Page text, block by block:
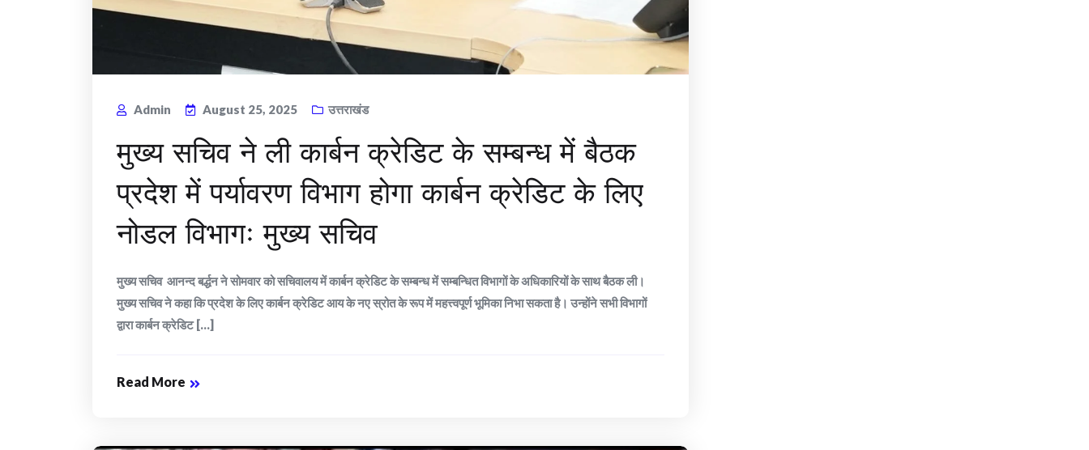
Admin August 25, 2025 उत्तराखंड
मुख्य सचिव ने ली कार्बन क्रेडिट के सम्बन्ध में बैठक
प्रदेश में पर्यावरण विभाग होगा कार्बन क्रेडिट के लिए
नोडल विभागः मुख्य सचिव
मुख्य सचिव आनन्द बर्द्धन ने सोमवार को सचिवालय में कार्बन क्रेडिट के सम्बन्ध में सम्बन्धित विभागों के अधिकारियों के साथ बैठक ली।
मुख्य सचिव ने कहा कि प्रदेश के लिए कार्बन क्रेडिट आय के नए स्रोत के रूप में महत्त्वपूर्ण भूमिका निभा सकता है। उन्होंने सभी विभागों
द्वारा कार्बन क्रेडिट [...]
Read More